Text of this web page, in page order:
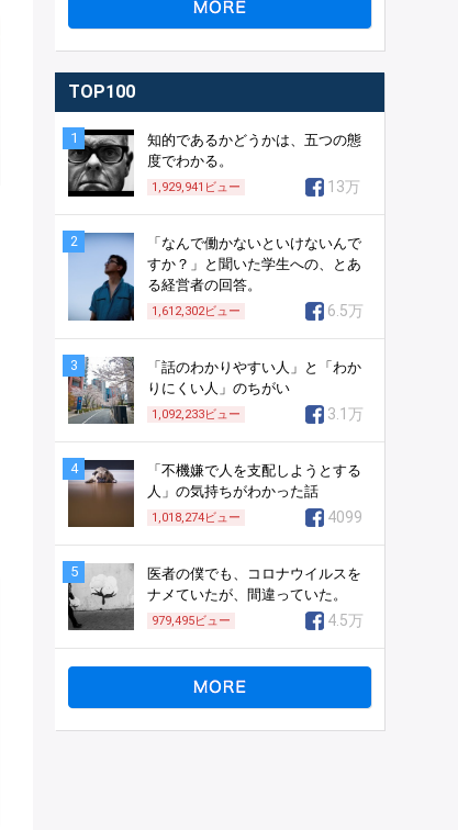
TOP100
1
知的であるかどうかは、五つの態
度でわかる。
1,929,941 ビュー 13万
2
「なんで働かないといけないんで
すか？」と聞いた学生への、とあ
る経営者の回答。
1,612,302ビュー 6.5万
3
「話のわかりやすい人」と「わか
りにくい人」のちがい
1,092,233ビュー 3.1万
4
「不機嫌で人を支配しようとする
人」の気持ちがわかった話
1,018,274ビュー 4099
5
医者の僕でも、コロナウイルスを
ナメていたが、間違っていた。
979,495ビュー 4.5万